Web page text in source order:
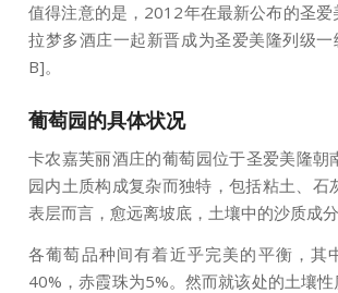
值得注意的是，2012年在最新公布的圣
拉梦多酒庄一起新晋成为圣爱美隆列级
B]。
葡萄园的具体状况
卡农嘉芙丽酒庄的葡萄园位于圣爱美隆朝
园内土质构成复杂而独特，包括粘土、
表层而言，愈远离坡底，土壤中的沙质成分
各葡萄品种间有着近乎完美的平衡，
40%，赤霞珠为5%。然而就该处的土壤